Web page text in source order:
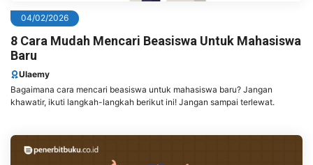
04/02/2026
8 Cara Mudah Mencari Beasiswa Untuk Mahasiswa
Baru
Ulaemy
Bagaimana cara mencari beasiswa untuk mahasiswa baru? Jangan
khawatir, ikuti langkah-langkah berikut ini! Jangan sampai terlewat.